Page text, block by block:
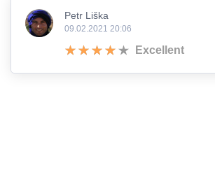
Petr Liška
09.02.2021 20:06
Excellent